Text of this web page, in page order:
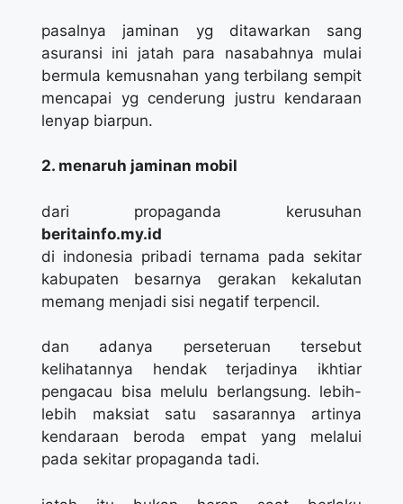
pasalnya jaminan yg ditawarkan sang
asuransi ini jatah para nasabahnya mulai
bermula kemusnahan yang terbilang sempit
mencapai yg cenderung justru kendaraan
lenyap biarpun.
2. menaruh jaminan mobil
dari propaganda kerusuhan
beritainfo.my.id
di indonesia pribadi ternama pada sekitar
kabupaten besarnya gerakan kekalutan
memang menjadi sisi negatif terpencil.
dan adanya perseteruan tersebut
kelihatannya hendak terjadinya ikhtiar
pengacau bisa melulu berlangsung. lebih-
lebih maksiat satu sasarannya artinya
kendaraan beroda empat yang melalui
pada sekitar propaganda tadi.